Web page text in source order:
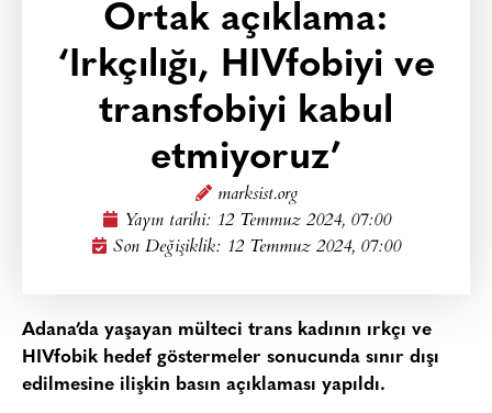
Ortak açıklama:
‘Irkçılığı, HIVfobiyi ve
transfobiyi kabul
etmiyoruz’
marksist.org
Yayın tarihi: 12 Temmuz 2024, 07:00
Son Değişiklik: 12 Temmuz 2024, 07:00
Adana’da yaşayan mülteci trans kadının ırkçı ve
HIVfobik hedef göstermeler sonucunda sınır dışı
edilmesine ilişkin basın açıklaması yapıldı.